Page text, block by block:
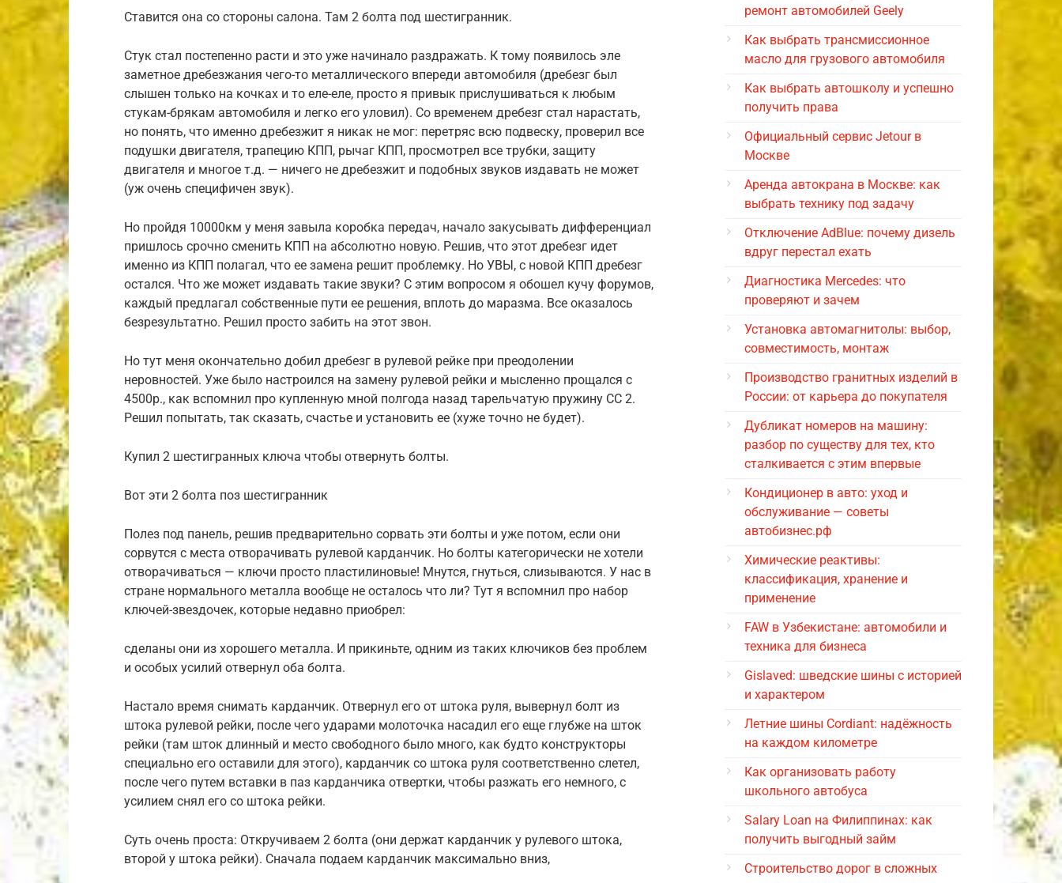
Ставится она со стороны салона. Там 2 болта под шестигранник.
Стук стал постепенно расти и это уже начинало раздражать. К тому появилось эле
заметное дребезжания чего-то металлического впереди автомобиля (дребезг был
слышен только на кочках и то еле-еле, просто я привык прислушиваться к любым
стукам-брякам автомобиля и легко его уловил). Со временем дребезг стал нарастать,
но понять, что именно дребезжит я никак не мог: перетряс всю подвеску, проверил все
подушки двигателя, трапецию КПП, рычаг КПП, просмотрел все трубки, защиту
двигателя и многое т.д. — ничего не дребезжит и подобных звуков издавать не может
(уж очень специфичен звук).
Но пройдя 10000км у меня завыла коробка передач, начало закусывать дифференциал
пришлось срочно сменить КПП на абсолютно новую. Решив, что этот дребезг идет
именно из КПП полагал, что ее замена решит проблемку. Но УВЫ, с новой КПП дребезг
остался. Что же может издавать такие звуки? С этим вопросом я обошел кучу форумов,
каждый предлагал собственные пути ее решения, вплоть до маразма. Все оказалось
безрезультатно. Решил просто забить на этот звон.
Но тут меня окончательно добил дребезг в рулевой рейке при преодолении
неровностей. Уже было настроился на замену рулевой рейки и мысленно прощался с
4500р., как вспомнил про купленную мной полгода назад тарельчатую пружину СС 2.
Решил попытать, так сказать, счастье и установить ее (хуже точно не будет).
Купил 2 шестигранных ключа чтобы отвернуть болты.
Вот эти 2 болта поз шестигранник
Полез под панель, решив предварительно сорвать эти болты и уже потом, если они
сорвутся с места отворачивать рулевой карданчик. Но болты категорически не хотели
отворачиваться — ключи просто пластилиновые! Мнутся, гнуться, слизываются. У нас в
стране нормального металла вообще не осталось что ли? Тут я вспомнил про набор
ключей-звездочек, которые недавно приобрел:
сделаны они из хорошего металла. И прикиньте, одним из таких ключиков без проблем
и особых усилий отвернул оба болта.
Настало время снимать карданчик. Отвернул его от штока руля, вывернул болт из
штока рулевой рейки, после чего ударами молоточка насадил его еще глубже на шток
рейки (там шток длинный и место свободного было много, как будто конструкторы
специально его оставили для этого), карданчик со штока руля соответственно слетел,
после чего путем вставки в паз карданчика отвертки, чтобы разжать его немного, с
усилием снял его со штока рейки.
Суть очень проста: Откручиваем 2 болта (они держат карданчик у рулевого штока,
второй у штока рейки). Сначала подаем карданчик максимально вниз,
ремонт автомобилей Geely
Как выбрать трансмиссионное
масло для грузового автомобиля
Как выбрать автошколу и успешно
получить права
Официальный сервис Jetour в
Москве
Аренда автокрана в Москве: как
выбрать технику под задачу
Отключение AdBlue: почему дизель
вдруг перестал ехать
Диагностика Mercedes: что
проверяют и зачем
Установка автомагнитолы: выбор,
совместимость, монтаж
Производство гранитных изделий в
России: от карьера до покупателя
Дубликат номеров на машину:
разбор по существу для тех, кто
сталкивается с этим впервые
Кондиционер в авто: уход и
обслуживание — советы
автобизнес.рф
Химические реактивы:
классификация, хранение и
применение
FAW в Узбекистане: автомобили и
техника для бизнеса
Gislaved: шведские шины с историей
и характером
Летние шины Cordiant: надёжность
на каждом километре
Как организовать работу
школьного автобуса
Salary Loan на Филиппинах: как
получить выгодный займ
Строительство дорог в сложных